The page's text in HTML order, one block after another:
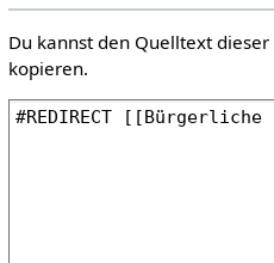
Du kannst den Quelltext
kopieren.